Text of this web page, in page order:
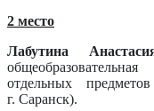
2 место
Лабутина
отдельных
г. Саранск).